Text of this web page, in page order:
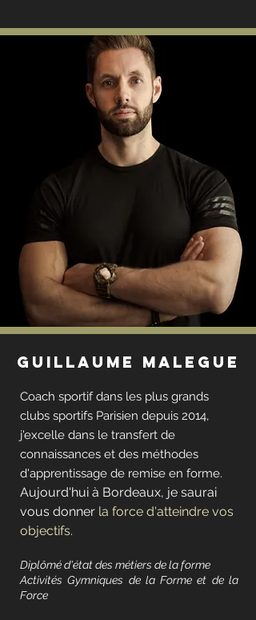
guillaume malEgue
Coach sportif dans les plus grands
clubs sportifs Parisien depuis 2014,
j'excelle dans le transfert de
connaissances et des méthodes
d'apprentissage de remise en forme.
Aujourd'hui à Bordeaux, je saurai
vous donner la force d'atteindre vos
objectifs.
Diplômé d'état des métiers de la forme
Activités Gymniques de la Forme et de la
Force